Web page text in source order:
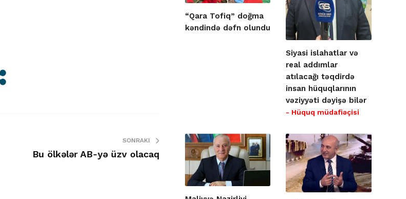
SONRAKI
Bu ölkələr AB-yə üzv olacaq
“Qara Tofiq” doğma
kəndində dəfn olundu
Siyasi islahatlar və
real addımlar
atılacağı təqdirdə
insan hüquqlarının
vəziyyəti dəyişə bilər
- Hüquq müdafiəçisi